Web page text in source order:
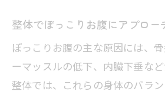
習慣
骨盤の歪みがもたらすポッ
整体で見る骨盤の歪み
関係性
整体でぽっこりお腹にアプロー
ぽっこりお腹の主な原因には、
ーマッスルの低下、内臓下垂など
整体では、これらの身体のバラ